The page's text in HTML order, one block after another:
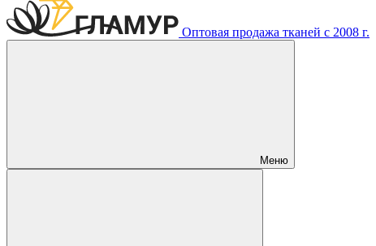
Оптовая продажа тканей с 2008 г.
Меню